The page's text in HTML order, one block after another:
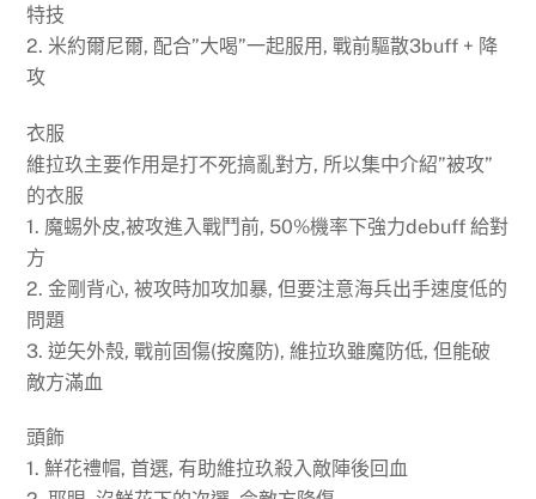
特技
2. 米約爾尼爾, 配合”大喝”一起服用, 戰前驅散3buff + 降
攻
衣服
維拉玖主要作用是打不死搞亂對方, 所以集中介紹”被攻”
的衣服
1. 魔蜴外皮,被攻進入戰鬥前, 50%機率下強力debuff 給對
方
2. 金剛背心, 被攻時加攻加暴, 但要注意海兵出手速度低的
問題
3. 逆矢外殼, 戰前固傷(按魔防), 維拉玖雖魔防低, 但能破
敵方滿血
頭飾
1. 鮮花禮帽, 首選, 有助維拉玖殺入敵陣後回血